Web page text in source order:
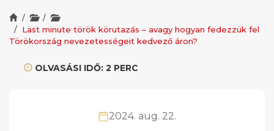
Last minute török körutazás – avagy hogyan fedezzük fel
Törökország nevezetességeit kedvező áron?
OLVASÁSI IDŐ: 2 PERC
2024. aug. 22.